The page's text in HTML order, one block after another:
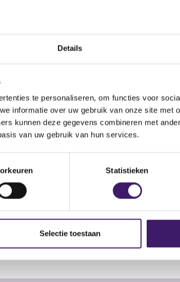
Details
te personaliseren, om functies voor
informatie over uw gebruik van onze site met
kunnen deze gegevens combineren met
van uw gebruik van hun services.
Statistieken
Selectie toestaan
Plaats van
CBOE
Nee
CBOE
BOOKS (NL)
Nee ELECTRONIC